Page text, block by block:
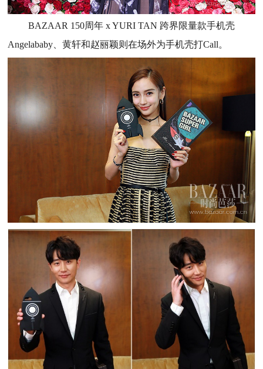
BAZAAR 150周年 x YURI TAN 跨界限量款手机壳
Angelababy、黄轩和赵丽颖则在场外为手机壳打Call。